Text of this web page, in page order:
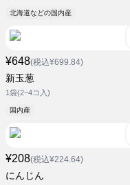
北海道などの国内産
¥648(税込¥699.84)
新玉葱
1袋(2~4コ入)
国内産
¥208(税込¥224.64)
にんじん